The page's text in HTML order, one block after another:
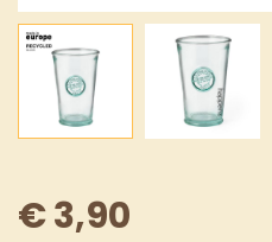
€3,90